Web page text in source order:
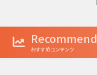
Recommend
おすすめコンテンツ